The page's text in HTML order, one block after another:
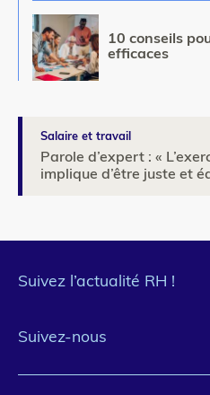
Image
10 conseils
efficaces
Salaire et travail
Parole d’expert : «
implique d’être juste et
Suivez l’actualité RH !
Suivez-nous